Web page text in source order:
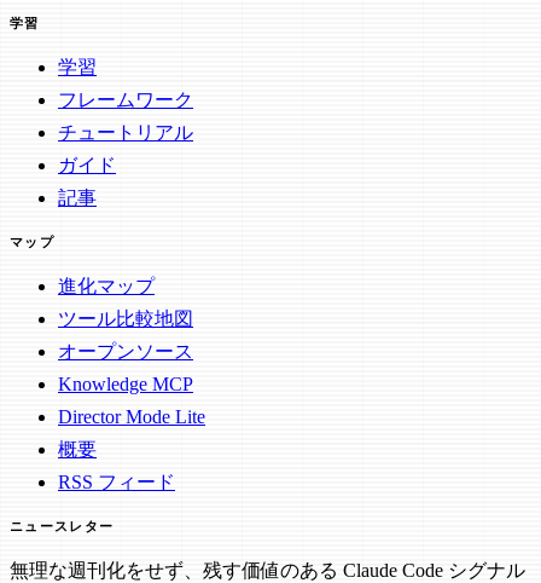
学習
学習
フレームワーク
チュートリアル
ガイド
記事
マップ
進化マップ
ツール比較地図
オープンソース
Knowledge MCP
Director Mode Lite
概要
RSS フィード
ニュースレター
無理な週刊化をせず、残す価値のある Claude Code シグナル